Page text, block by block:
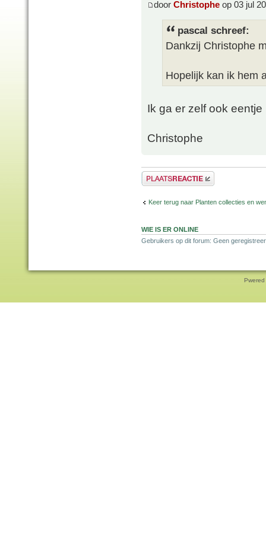
door Christophe op 03 jul
pascal schreef:
Dankzij Christophe
Hopelijk kan ik hem
Ik ga er zelf ook
Christophe
Plaats een reactie
Keer terug naar Planten collecties en
WIE IS ER ONLINE
Gebruikers op dit forum: Geen